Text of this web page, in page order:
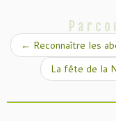
← Reconnaître les
La fête de la